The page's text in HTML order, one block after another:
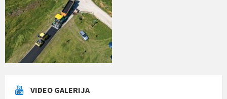
VIDEO GALERIJA